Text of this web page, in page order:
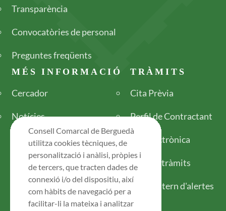
Transparència
Convocatòries de personal
Preguntes freqüents
MÉS INFORMACIÓ
Cercador
Notícies
TRÀMITS
Cita Prèvia
Perfil de Contractant
Seu electrònica
Tots els tràmits
Canal intern d'alertes
Consell Comarcal de Berguedà
utilitza cookies tècniques, de
personalització i anàlisi, pròpies i
de tercers, que tracten dades de
connexió i/o del dispositiu, així
com hàbits de navegació per a
facilitar-li la mateixa i analitzar